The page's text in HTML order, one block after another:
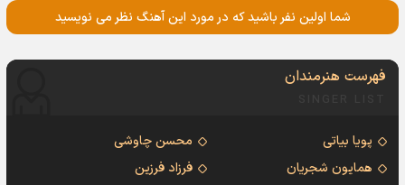
شما اولین نفر باشید که در مورد این آهنگ نظر می نویسید
فهرست هنرمندان
پویا بیاتی
محسن چاوشی
همایون شجریان
فرزاد فرزین